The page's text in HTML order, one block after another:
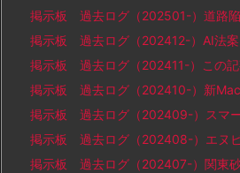
掲示板 過去ログ（202501-）道路
掲示板 過去ログ（202412-）AI法案
掲示板 過去ログ（202411-）この記
掲示板 過去ログ（202410-）新
掲示板 過去ログ（202409-）スマ
掲示板 過去ログ（202408-）エヌ
掲示板 過去ログ（202407-）関東